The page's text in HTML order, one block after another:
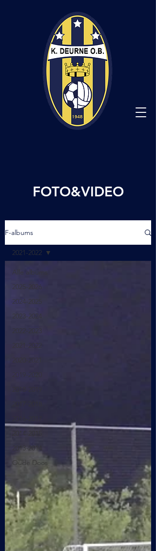
FOTO&VIDEO
F-albums
Alle albums
2025-2026
2024-2025
2023-2024
2022-2023
2021-2022
2020-2021
2019-2020
2014-2015
2013-2014
Oude Doos
2021-2022